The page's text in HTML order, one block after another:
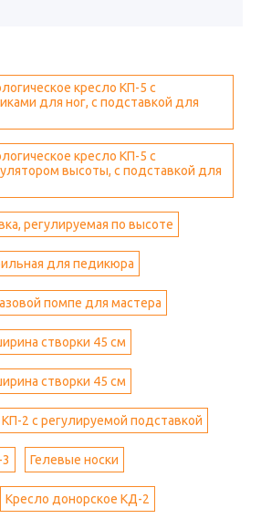
кресло КП-5 с
для ног, с подставкой для
кресло КП-5 с
высоты, с подставкой для
регулируемая по высоте
для педикюра
помпе для мастера
створки 45 см
створки 45 см
2 с регулируемой подставкой
Гелевые носки
Кресло донорское КД-2